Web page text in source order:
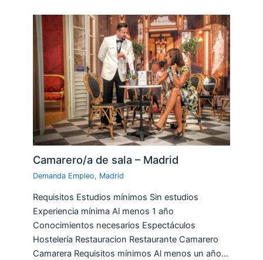
Camarero/a de sala – Madrid
Demanda Empleo, Madrid
Requisitos Estudios mínimos Sin estudios
Experiencia mínima Al menos 1 año
Conocimientos necesarios Espectáculos
Hostelería Restauracion Restaurante Camarero
Camarera Requisitos mínimos Al menos un año…